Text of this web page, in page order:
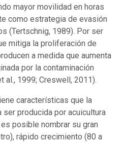
mayor movilidad en horas
como estrategia de evasión
(Tertschnig, 1989). Por ser
mitiga la proliferación de
a medida que aumenta
por la contaminación
al., 1999; Creswell, 2011).
características que la
ser producida por acuicultura
posible nombrar su gran
rápido crecimiento (80 a